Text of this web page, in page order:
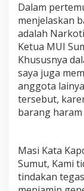
Dalam
menjelaskan
adalah
Ketua MUI
Khususnya
saya juga
anggota
tersebut,
barang
Masi Kata
Sumut, Kami
tindakan